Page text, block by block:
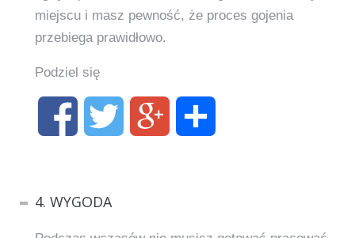
miejscu i masz pewność, że proces gojenia
przebiega prawidłowo.
Podziel się
4. WYGODA